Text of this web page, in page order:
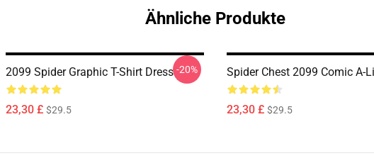
Ähnliche Produkte
2099 Spider Graphic T-Shirt Dress
23,30 £ $29.5
-20% Spider Chest 2099 Comic A-
23,30 £ $29.5